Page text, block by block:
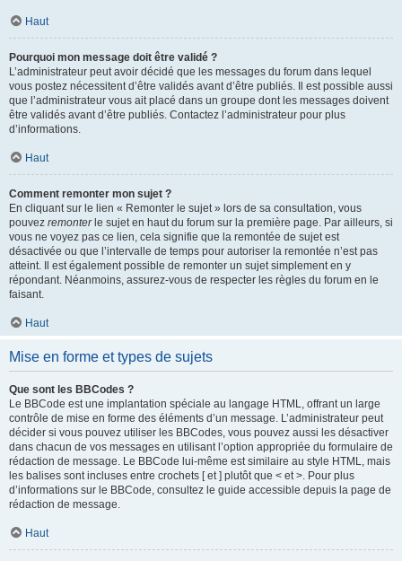
Haut
Pourquoi mon message doit être validé ?
L’administrateur peut avoir décidé que les messages du forum dans lequel
vous postez nécessitent d’être validés avant d’être publiés. Il est possible aussi
que l’administrateur vous ait placé dans un groupe dont les messages doivent
être validés avant d’être publiés. Contactez l’administrateur pour plus
d’informations.
Haut
Comment remonter mon sujet ?
En cliquant sur le lien « Remonter le sujet » lors de sa consultation, vous
pouvez remonterle sujet en haut du forum sur la première page. Par ailleurs, si
vous ne voyez pas ce lien, cela signifie que la remontée de sujet est
désactivée ou que l’intervalle de temps pour autoriser la remontée n’est pas
atteint. Il est également possible de remonter un sujet simplement en y
répondant. Néanmoins, assurez-vous de respecter les règles du forum en le
faisant.
Haut
Mise en forme et types de sujets
Que sont les BBCodes ?
Le BBCode est une implantation spéciale au langage HTML, offrant un large
contrôle de mise en forme des éléments d’un message. L’administrateur peut
décider si vous pouvez utiliser les BBCodes, vous pouvez aussi les désactiver
dans chacun de vos messages en utilisant l’option appropriée du formulaire de
rédaction de message. Le BBCode lui-même est similaire au style HTML, mais
les balises sont incluses entre crochets [ et ] plutôt que < et >. Pour plus
d’informations sur le BBCode, consultez le guide accessible depuis la page de
rédaction de message.
Haut